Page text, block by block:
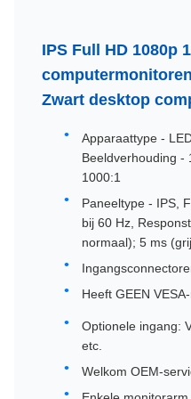
IPS Full HD 1080p
Zwart desktop
Apparaattype -
Beeldverhouding -
1000:1
Paneeltype - IPS,
bij 60 Hz,
normaal); 5 ms
Heeft GEEN
Optionele ingang:
etc.
Welkom OEM-